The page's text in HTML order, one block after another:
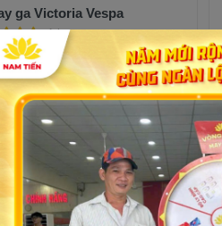
ga Victoria Vespa
1 lượt mua
20,200,000đ 20,200,000đ